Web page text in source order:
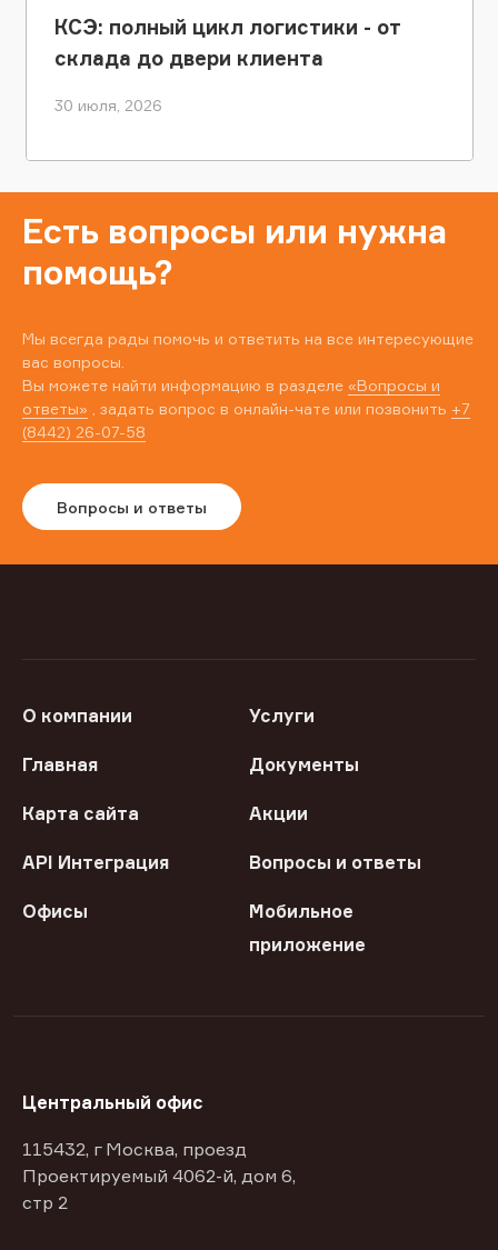
КСЭ: полный цикл логистики - от
склада до двери клиента
30 июля, 2026
Есть вопросы или нужна
помощь?
Мы всегда рады помочь и ответить на все интересующие
вас вопросы.
Вы можете найти информацию в разделе «Вопросы и
ответы» , задать вопрос в онлайн-чате или позвонить +7
(8442) 26-07-58
Вопросы и ответы
О компании Услуги
Главная Документы
Карта сайта Акции
API Интеграция Вопросы и ответы
Офисы
Мобильное
приложение
Центральный офис
115432, г Москва, проезд
Проектируемый 4062-й, дом 6,
стр 2